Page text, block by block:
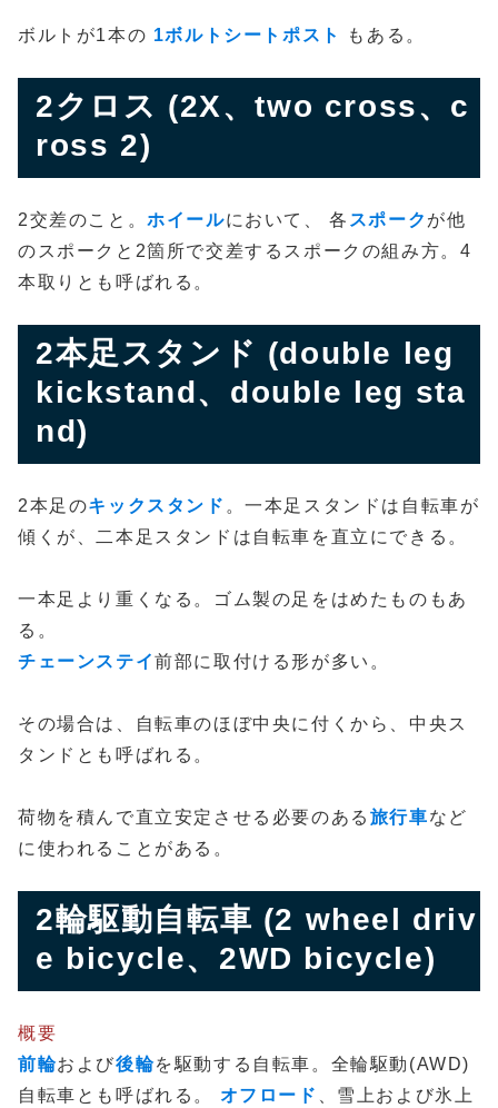
ボルトが1本の 1ボルトシートポスト もある。
2クロス (2X、two cross、c
ross 2)
2交差のこと。ホイールにおいて、 各 スポーク が他
のスポークと2箇所で交差するスポークの組み方。4
本取りとも呼ばれる。
2本足スタンド (double leg
kickstand、double leg sta
nd)
2本足のキックスタンド 。一本足スタンドは自転車が
傾くが、二本足スタンドは自転車を直立にできる。
一本足より重くなる。ゴム製の足をはめたものもあ
る。
チェーンステイ前部に取付ける形が多い。
その場合は、自転車のほぼ中央に付くから、中央ス
タンドとも呼ばれる。
荷物を積んで直立安定させる必要のある 旅行車など
に使われることがある。
2輪駆動自転車 (2 wheel driv
e bicycle、2WD bicycle)
概要
前輪および後輪を駆動する自転車。全輪駆動(AWD)
自転車とも呼ばれる。 オフロード
、雪上および氷上